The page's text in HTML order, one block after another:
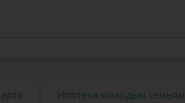
Ипотека молодым семьям